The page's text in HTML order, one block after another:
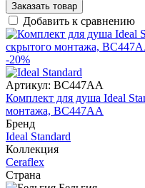
Заказать товар
Добавить к сравнению
-20%
Артикул: BC447AA
Комплект для душа Ideal
монтажа, BC447AA
Бренд
Ideal Standard
Коллекция
Ceraflex
Страна